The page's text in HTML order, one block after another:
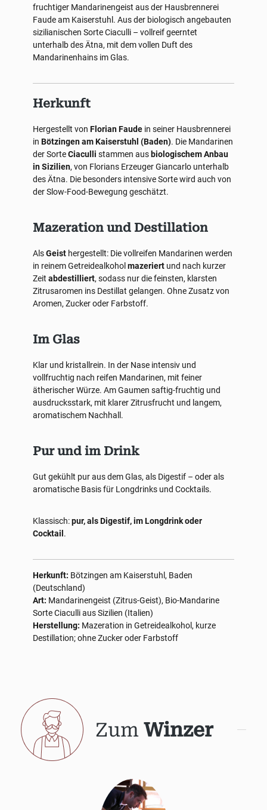
fruchtiger Mandarinengeist aus der Hausbrennerei
Faude am Kaiserstuhl. Aus der biologisch angebauten
sizilianischen Sorte Ciaculli – vollreif geerntet
unterhalb des Ätna, mit dem vollen Duft des
Mandarinenhains im Glas.
Herkunft
Hergestellt von Florian Faude in seiner Hausbrennerei
in Bötzingen am Kaiserstuhl (Baden). Die Mandarinen
der SorteCiaculli stammen aus biologischem Anbau
in Sizilien, von Florians Erzeuger Giancarlo unterhalb
des Ätna. Die besonders intensive Sorte wird auch von
der Slow-Food-Bewegung geschätzt.
Mazeration und Destillation
AlsGeist hergestellt: Die vollreifen Mandarinen werden
in reinem Getreidealkohol mazeriert und nach kurzer
Zeit abdestilliert, sodass nur die feinsten, klarsten
Zitrusaromen ins Destillat gelangen. Ohne Zusatz von
Aromen, Zucker oder Farbstoff.
Im Glas
Klar und kristallrein. In der Nase intensiv und
vollfruchtig nach reifen Mandarinen, mit feiner
ätherischer Würze. Am Gaumen saftig-fruchtig und
ausdrucksstark, mit klarer Zitrusfrucht und langem,
aromatischem Nachhall.
Pur und im Drink
Gut gekühlt pur aus dem Glas, als Digestif – oder als
aromatische Basis für Longdrinks und Cocktails.
Klassisch:pur, als Digestif, im Longdrink oder
Cocktail .
Herkunft: Bötzingen am Kaiserstuhl, Baden
(Deutschland)
Art: Mandarinengeist (Zitrus-Geist), Bio-Mandarine
Sorte Ciaculli aus Sizilien (Italien)
Herstellung: Mazeration in Getreidealkohol, kurze
Destillation; ohne Zucker oder Farbstoff
Zum Winzer